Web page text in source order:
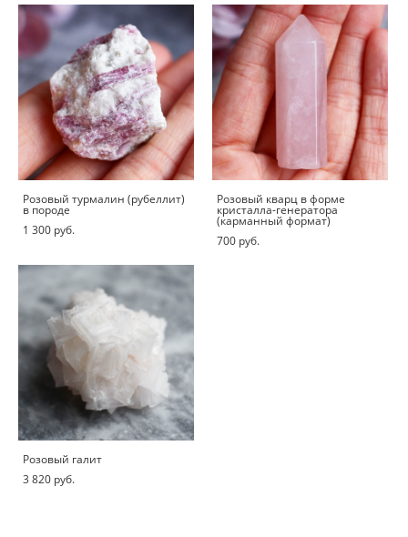
Розовый турмалин (рубеллит)
в породе
1 300 pуб.
Розовый кварц в форме
кристалла-генератора
(карманный формат)
700 pуб.
Розовый галит
3 820 pуб.